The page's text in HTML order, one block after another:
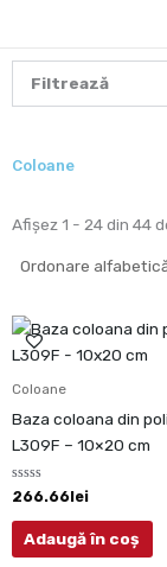
content
Filtrează
Coloane
Afișez 1 - 24 din 44
Coloane
Baza coloana din
L309F – 10×20 cm
Evaluat
la
0
din
266.66lei
Adaugă în coș